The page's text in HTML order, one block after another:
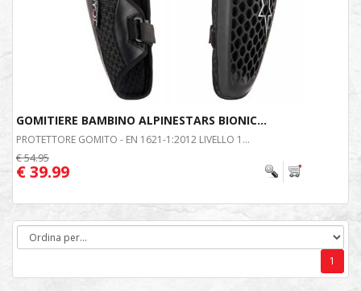
GOMITIERE BAMBINO ALPINESTARS BIONIC...
PROTETTORE GOMITO - EN 1621-1:2012 LIVELLO 1...
€ 54.95
€ 39.99
1